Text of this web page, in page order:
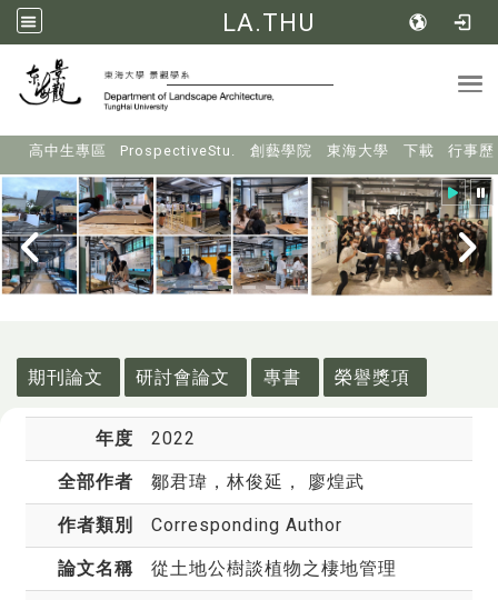
LA.THU
高中生專區 ProspectiveStu. 創藝學院 東海大學 下載 行事歷
期刊論文
研討會論文 專書 榮譽獎項
年度 2022
全部作者 鄒君瑋 ，林俊延， 廖煌武
作者類別 Corresponding Author
論文名稱 從土地公樹談植物之棲地管理